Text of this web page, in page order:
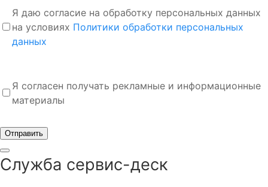
Я даю согласие на обработку персональных данных
на условиях Политики обработки персональных
данных
Я согласен получать рекламные и информационные
материалы
Отправить
Служба сервис-деск